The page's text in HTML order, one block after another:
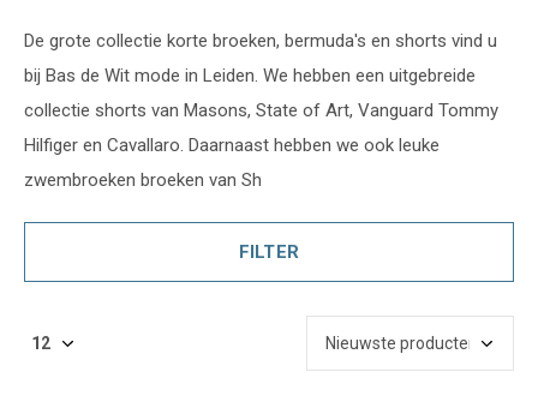
De grote collectie korte broeken, bermuda's en shorts vind u
bij Bas de Wit mode in Leiden. We hebben een uitgebreide
collectie shorts van Masons, State of Art, Vanguard Tommy
Hilfiger en Cavallaro. Daarnaast hebben we ook leuke
zwembroeken broeken van Sh
FILTER